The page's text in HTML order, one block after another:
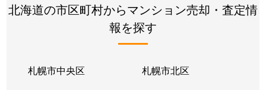
北海道の市区町村からマンション売却・査定情
報を探す
札幌市中央区 札幌市北区